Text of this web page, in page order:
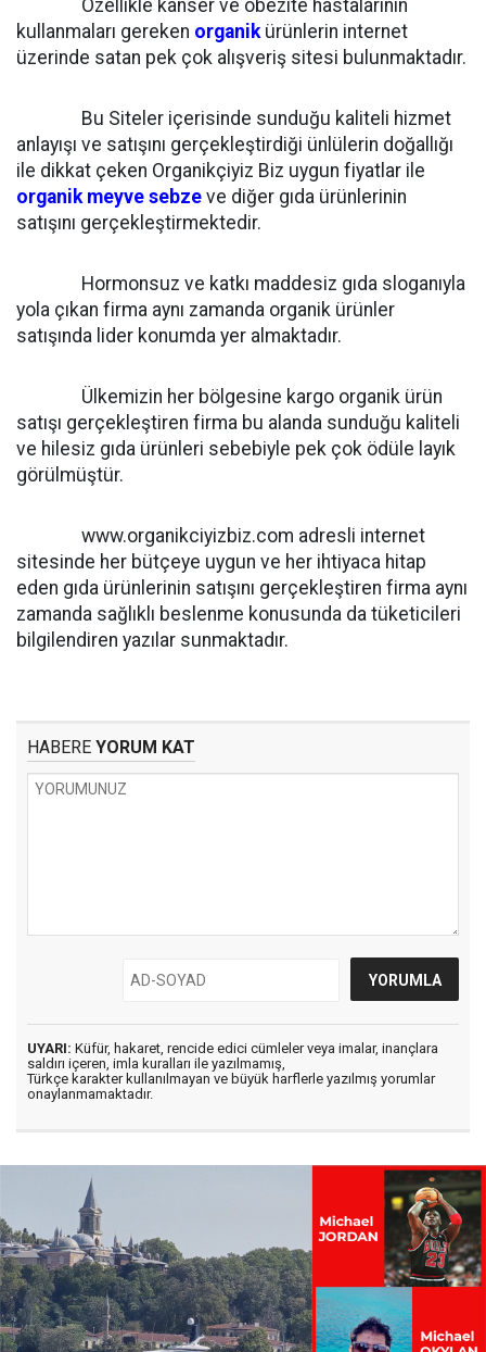
Özellikle kanser ve obezite hastalarının
kullanmaları gereken organikürünlerin internet
üzerinde satan pek çok alışveriş sitesi bulunmaktadır.
Bu Siteler içerisinde sunduğu kaliteli hizmet
anlayışı ve satışını gerçekleştirdiği ünlülerin doğallığı
ile dikkat çeken Organikçiyiz Biz uygun fiyatlar ile
organik meyve sebze ve diğer gıda ürünlerinin
satışını gerçekleştirmektedir.
Hormonsuz ve katkı maddesiz gıda sloganıyla
yola çıkan firma aynı zamanda organik ürünler
satışında lider konumda yer almaktadır.
Ülkemizin her bölgesine kargo organik ürün
satışı gerçekleştiren firma bu alanda sunduğu kaliteli
ve hilesiz gıda ürünleri sebebiyle pek çok ödüle layık
görülmüştür.
www.organikciyizbiz.com adresli internet
sitesinde her bütçeye uygun ve her ihtiyaca hitap
eden gıda ürünlerinin satışını gerçekleştiren firma aynı
zamanda sağlıklı beslenme konusunda da tüketicileri
bilgilendiren yazılar sunmaktadır.
HABERE YORUM KAT
UYARI: Küfür, hakaret, rencide edici cümleler veya imalar, inançlara
saldırı içeren, imla kuralları ile yazılmamış,
Türkçe karakter kullanılmayan ve büyük harflerle yazılmış yorumlar
onaylanmamaktadır.